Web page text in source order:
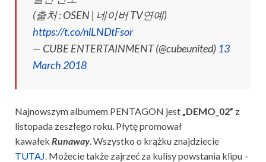
(출처 : OSEN | 네이버 TV연예)
https://t.co/nlLNDtFsor
— CUBE ENTERTAINMENT (@cubeunited) 13
March 2018
Najnowszym albumem PENTAGON jest„DEMO_02” z
listopada zeszłego roku. Płytę promował
kawałek Runaway. Wszystko o krążku znajdziecie
TUTAJ. Możecie także zajrzeć za kulisy powstania klipu –